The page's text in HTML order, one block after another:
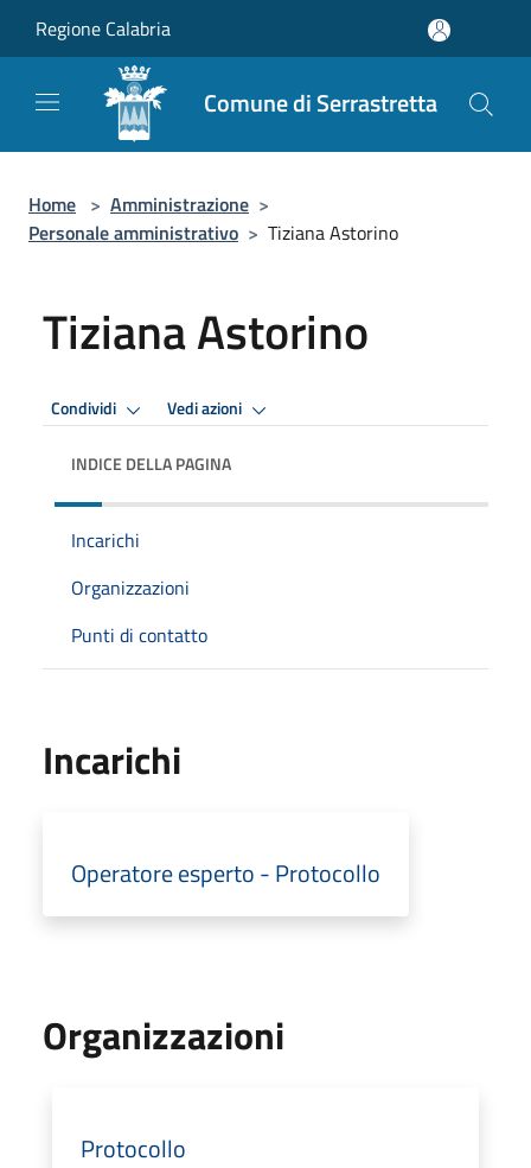
Regione Calabria
Comune di Serrastretta
Home > Amministrazione >
Personale amministrativo > Tiziana Astorino
Tiziana Astorino
Condividi Vedi azioni
INDICE DELLA PAGINA
Incarichi
Organizzazioni
Punti di contatto
Incarichi
Operatore esperto - Protocollo
Organizzazioni
Protocollo